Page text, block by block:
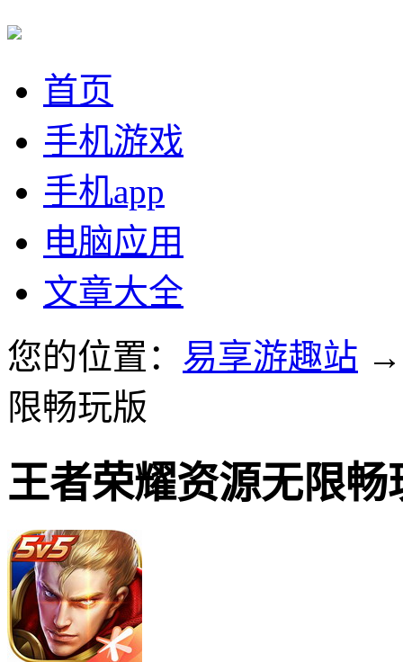
首页
手机游戏
手机app
电脑应用
文章大全
您的位置： 易享游趣站
限畅玩版
王者荣耀资源无限畅